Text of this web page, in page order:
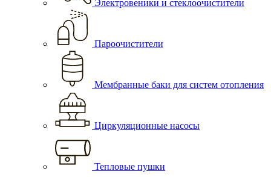
Электровеники и стеклоочистители
Пароочистители
Мембранные баки для систем отопления
Циркуляционные насосы
Тепловые пушки